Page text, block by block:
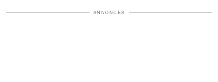
ANNONCES